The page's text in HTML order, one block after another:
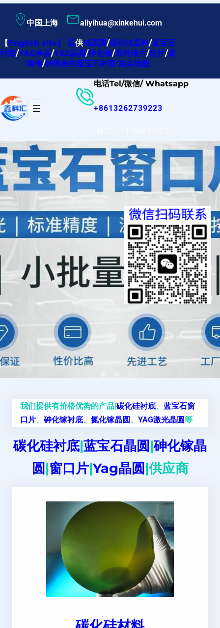
内
容
中国上海 aliyihua@xinkehui.com
【English site】提供硅晶圆/碳化硅晶棒/蓝宝石
衬底/YAG单晶/YSZ晶圆/砷化铟/高纯锗片/硅片/高
纯铟/特殊晶向蓝宝石衬底 站点地图
电话Tel/微信/ Whatsapp
+8613262739223
我们提供有价格优势的产品|碳化硅衬底、 蓝宝石窗
口片、 砷化镓衬底、 氮化镓晶圆、 YAG激光晶圆等
碳化硅衬底|蓝宝石晶圆|砷化镓晶
圆|窗口片|Yag晶圆|供应商